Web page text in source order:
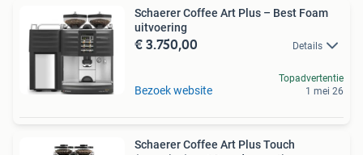
Schaerer Coffee Art Plus – Best Foam
uitvoering
€ 3.750,00 Details
Bezoek website
Topadvertentie
1 mei 26
Schaerer Coffee Art Plus Touch